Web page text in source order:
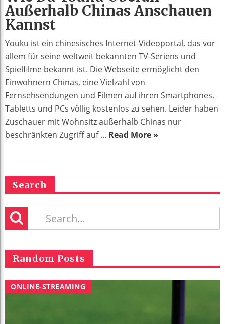
Außerhalb Chinas Anschauen
Kannst
Youku ist ein chinesisches Internet-Videoportal, das vor
allem für seine weltweit bekannten TV-Seriens und
Spielfilme bekannt ist. Die Webseite ermöglicht den
Einwohnern Chinas, eine Vielzahl von
Fernsehsendungen und Filmen auf ihren Smartphones,
Tabletts und PCs völlig kostenlos zu sehen. Leider haben
Zuschauer mit Wohnsitz außerhalb Chinas nur
beschränkten Zugriff auf ... Read More »
Search
Random Posts
ONLINE-STREAMING